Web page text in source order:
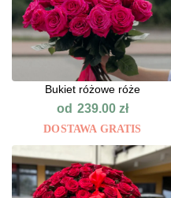
Bukiet różowe róże
od 239.00 zł
DOSTAWA GRATIS